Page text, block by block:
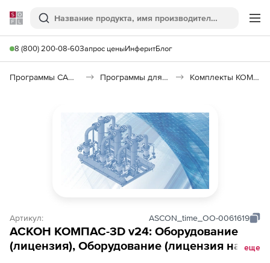
Softline
Поиск
8 (800) 200-08-60Запрос ценыИнферитБлог
Программы САПР и ГИС Программы для машиностроения Комплекты КОМПАС-3D: Оборудование и КОМПАС-3D: Оборудование-Плюс
Артикул: ASCON_time_ОО-0061619
АСКОН КОМПАС-3D v24: Оборудование
(лицензия), Оборудование (лицензия на 1еще